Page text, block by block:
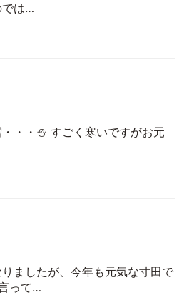
では…
・・⛄ すごく寒いですがお元
ましたが、今年も元気な寸田で
って…